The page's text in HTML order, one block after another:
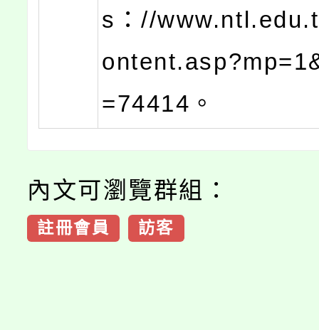
s：//
=74414。
內文可瀏覽群組：
註冊會員 訪客